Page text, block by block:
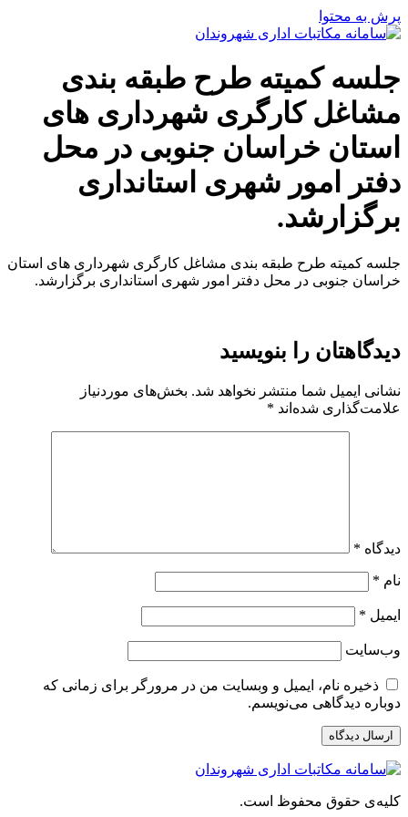
پرش به محتوا
جلسه کمیته طرح طبقه بندی
مشاغل کارگری شهرداری های
استان خراسان جنوبی در محل
دفتر امور شهری استانداری
برگزارشد.
جلسه کمیته طرح طبقه بندی مشاغل کارگری شهرداری های استان
خراسان جنوبی در محل دفتر امور شهری استانداری برگزارشد.
دیدگاهتان را بنویسید
نشانی ایمیل شما منتشر نخواهد شد. بخش‌های موردنیاز
علامت‌گذاری شده‌اند *
دیدگاه *
نام *
ایمیل *
وب‌سایت
ذخیره نام، ایمیل و وبسایت من در مرورگر برای زمانی که
دوباره دیدگاهی می‌نویسم.
کلیه‌ی حقوق محفوظ است.